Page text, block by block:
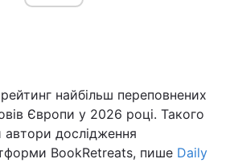
Політика
Світ
найбільш переповнених
Європи у 2026 році. Такого
автори дослідження
BookRetreats, пише Daily